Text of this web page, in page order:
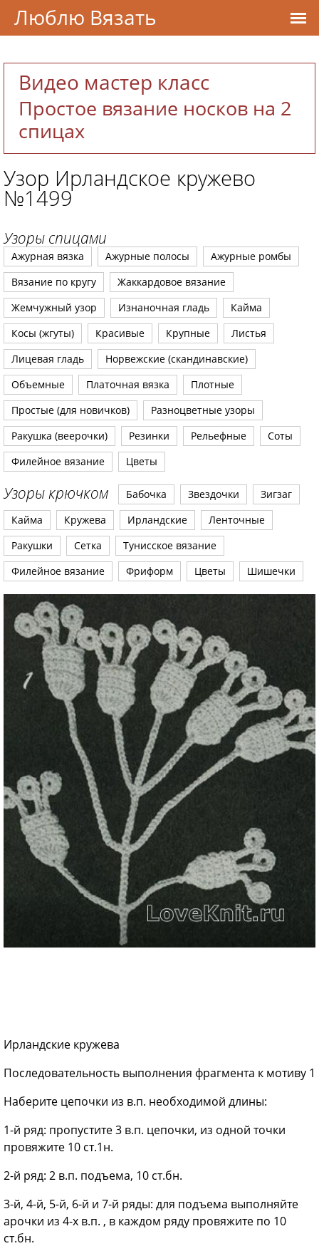
Видео мастер класс
Простое вязание носков на 2
спицах
Узор Ирландское кружево
№1499
Узоры спицами
Ажурная вязка Ажурные полосы
Ажурные ромбы
Вязание по кругу
Жаккардовое вязание
Жемчужный узор
Изнаночная гладь
Кайма
Косы (жгуты)
Красивые Крупные
Листья
Лицевая гладь
Норвежские (скандинавские)
Объемные
Платочная вязка
Плотные
Простые (для новичков)
Разноцветные узоры
Ракушка (веерочки)
Резинки Рельефные
Соты
Филейное вязание
Цветы
Узоры крючком Бабочка Звездочки
Зигзаг
Кайма
Кружева Ирландские
Ленточные
Ракушки
Сетка
Тунисское вязание
Филейное вязание
Фриформ Цветы Шишечки
Ирландские кружева
Последовательность выполнения фрагмента к мотиву 1
Наберите цепочки из в.п. необходимой длины:
1-й ряд: пропустите 3 в.п. цепочки, из одной точки
провяжите 10 ст.1н.
2-й ряд: 2 в.п. подъема, 10 ст.бн.
3-й, 4-й, 5-й, 6-й и 7-й ряды: для подъема выполняйте
арочки из 4-х в.п. , в каждом ряду провяжите по 10
ст.бн.
Люблю Вязать